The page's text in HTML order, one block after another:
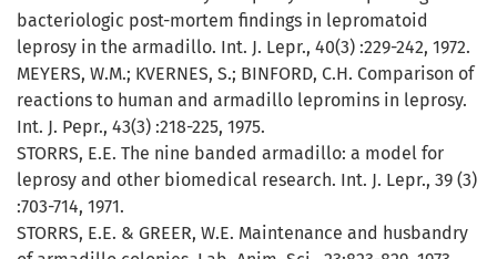
bacteriologic post-mortem findings in lepromatoid
leprosy in the armadillo. Int. J. Lepr., 40(3) :229-242, 1972.
MEYERS, W.M.; KVERNES, S.; BINFORD, C.H. Comparison of
reactions to human and armadillo lepromins in leprosy.
Int. J. Pepr., 43(3) :218-225, 1975.
STORRS, E.E. The nine banded armadillo: a model for
leprosy and other biomedical research. Int. J. Lepr., 39 (3)
:703-714, 1971.
STORRS, E.E. & GREER, W.E. Maintenance and husbandry